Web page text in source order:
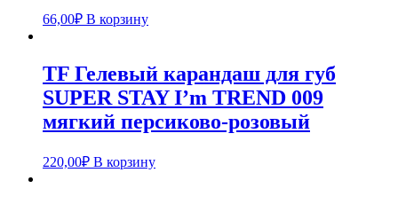
66,00₽ В корзину
TF Гелевый карандаш для губ
SUPER STAY I’m TREND 009
мягкий персиково-розовый
220,00₽ В корзину